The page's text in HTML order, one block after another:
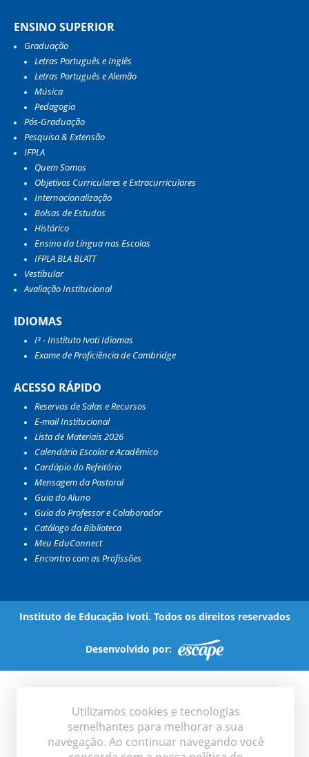
ENSINO SUPERIOR
Graduação
Letras Português e Inglês
Letras Português e Alemão
Música
Pedagogia
Pós-Graduação
Pesquisa & Extensão
IFPLA
Quem Somos
Objetivos Curriculares e Extracurriculares
Internacionalização
Bolsas de Estudos
Histórico
Ensino da Língua nas Escolas
IFPLA BLA BLATT
Vestibular
Avaliação Institucional
IDIOMAS
I³ - Instituto Ivoti Idiomas
Exame de Proficiência de Cambridge
ACESSO RÁPIDO
Reservas de Salas e Recursos
E-mail Institucional
Lista de Materiais 2026
Calendário Escolar e Acadêmico
Cardápio do Refeitório
Mensagem da Pastoral
Guia do Aluno
Guia do Professor e Colaborador
Catálogo da Biblioteca
Meu EduConnect
Encontro com as Profissões
Instituto de Educação Ivoti. Todos os direitos reservados
Desenvolvido por:
Utilizamos cookies e tecnologias
semelhantes para melhorar a sua
navegação. Ao continuar navegando você